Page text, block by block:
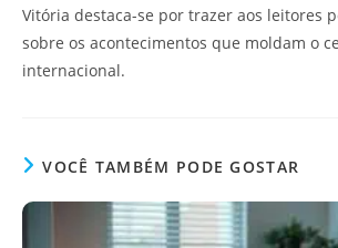
Vitória destaca-se por trazer aos leitores
sobre os acontecimentos que moldam o
internacional.
VOCÊ TAMBÉM PODE GOSTAR